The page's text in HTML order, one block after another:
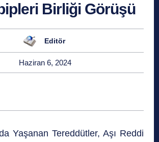
Birliği Görüşü
Editör
Haziran 6, 2024
Yaşanan Tereddütler, Aşı Reddi